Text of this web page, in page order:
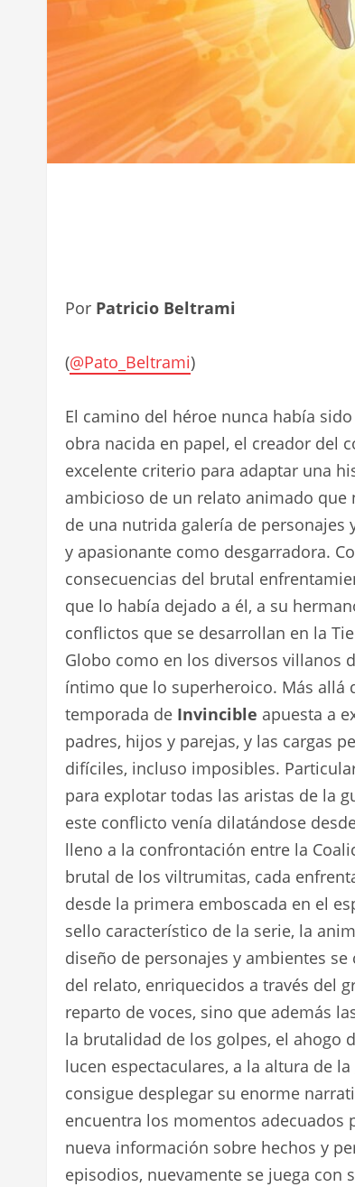
Por Patricio Beltrami
(@Pato_Beltrami)
El camino del héroe nunca había
obra nacida en papel, el creador del
excelente criterio para adaptar una
ambicioso de un relato animado
de una nutrida galería de personajes
y apasionante como desgarradora.
consecuencias del brutal
que lo había dejado a él, a su
conflictos que se desarrollan en la
Globo como en los diversos villanos
íntimo que lo superheroico. Más allá
temporada de Invincible apuesta a
padres, hijos y parejas, y las cargas
difíciles, incluso imposibles.
para explotar todas las aristas de la
este conflicto venía dilatándose
lleno a la confrontación entre la
brutal de los viltrumitas, cada
desde la primera emboscada en el
sello característico de la serie, la
diseño de personajes y ambientes
del relato, enriquecidos a través del
reparto de voces, sino que además
la brutalidad de los golpes, el ahogo
lucen espectaculares, a la altura de
consigue desplegar su enorme
encuentra los momentos adecuados
nueva información sobre hechos y
episodios, nuevamente se juega con